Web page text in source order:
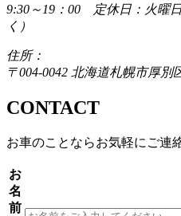
9:30～19：00 定休日：火曜
く）
住所：
〒004-0042 北海道札幌市厚
CONTACT
お車のことならお気軽にご連
お
名
前